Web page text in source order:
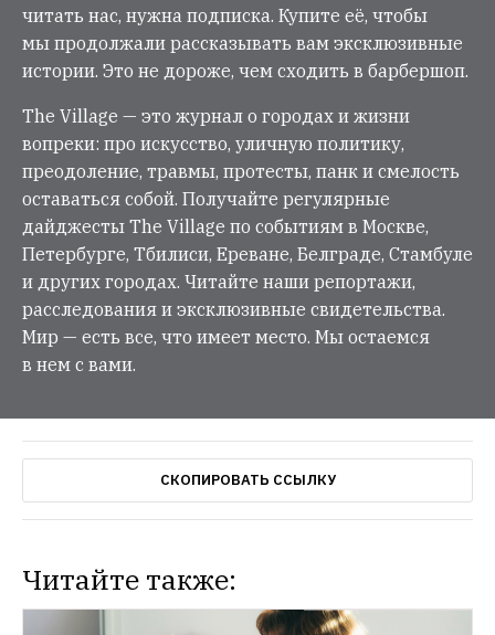
читать нас, нужна подписка. Купите её, чтобы
мы продолжали рассказывать вам эксклюзивные
истории. Это не дороже, чем сходить в барбершоп.
The Village — это журнал о городах и жизни
вопреки: про искусство, уличную политику,
преодоление, травмы, протесты, панк и смелость
оставаться собой. Получайте регулярные
дайджесты The Village по событиям в Москве,
Петербурге, Тбилиси, Ереване, Белграде, Стамбуле
и других городах. Читайте наши репортажи,
расследования и эксклюзивные свидетельства.
Мир — есть все, что имеет место. Мы остаемся
в нем с вами.
СКОПИРОВАТЬ ССЫЛКУ
Читайте также: